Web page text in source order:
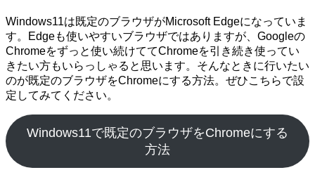
Windows11は既定のブラウザがMicrosoft Edgeになっていま
す。Edgeも使いやすいブラウザではありますが、Googleの
Chromeをずっと使い続けててChromeを引き続き使ってい
きたい方もいらっしゃると思います。そんなときに行いたい
のが既定のブラウザをChromeにする方法。ぜひこちらで設
定してみてください。
Windows11で既定のブラウザをChromeにする
方法